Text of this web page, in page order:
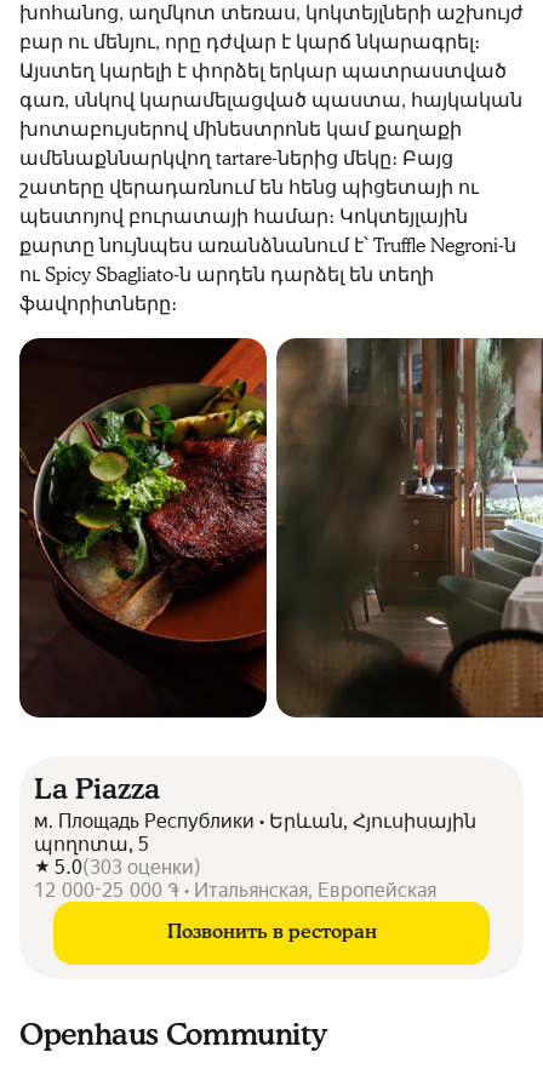
խոհանոց, աղմկոտ տեռաս, կոկտեյլների աշխույժ
բար ու մենյու, որը դժվար է կարճ նկարագրել։
Այստեղ կարելի է փորձել երկար պատրաստված
գառ, սնկով կարամելացված պաստա, հայկական
խոտաբույսերով մինեստրոնե կամ քաղաքի
ամենաքննարկվող tartare-ներից մեկը։ Բայց
շատերը վերադառնում են հենց պիցետայի ու
պեստոյով բուրատայի համար։ Կոկտեյլային
քարտը նույնպես առանձնանում է՝ Truffle Negroni-ն
ու Spicy Sbagliato-ն արդեն դարձել են տեղի
ֆավորիտները։
La Piazza
м. Площадь Республики • Երևան, Հյուսիսային
պողոտա, 5
5.0(303 оценки)
12 000-25 000 ֏ • Итальянская, Европейская
Позвонить в ресторан
Openhaus Community